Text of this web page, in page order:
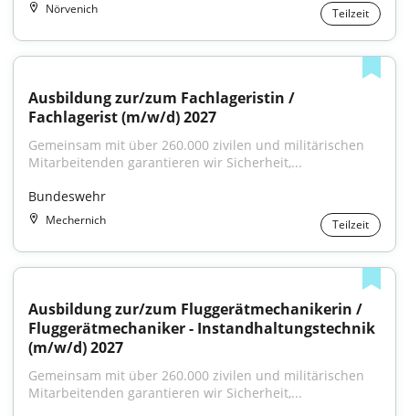
Nörvenich Teilzeit
Ausbildung zur/zum Fachlageristin /
Fachlagerist (m/w/d) 2027
Gemeinsam mit über 260.000 zivilen und militärischen
Mitarbeitenden garantieren wir Sicherheit,...
Bundeswehr
Mechernich Teilzeit
Ausbildung zur/zum Fluggerätmechanikerin /
Fluggerätmechaniker - Instandhaltungstechnik
(m/w/d) 2027
Gemeinsam mit über 260.000 zivilen und militärischen
Mitarbeitenden garantieren wir Sicherheit,...